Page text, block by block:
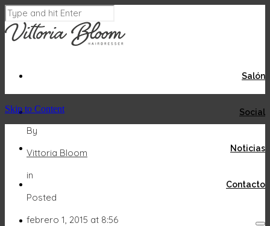
Salón
Social
Noticias
Contacto
Skip to Content
By
Vittoria Bloom
in
Posted
febrero 1, 2015 at 8:56